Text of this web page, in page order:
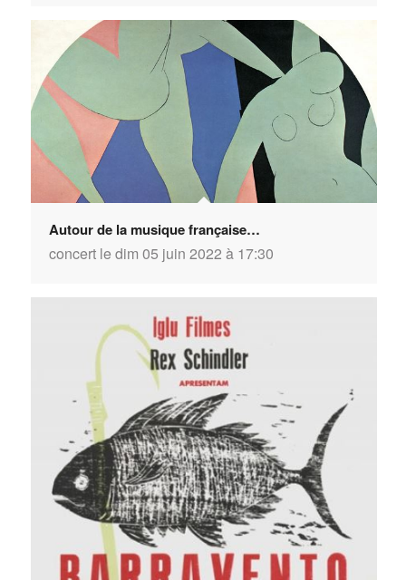
Autour de la musique française…
concert le dim 05 juin 2022 à 17:30